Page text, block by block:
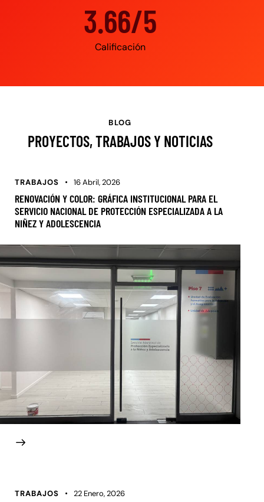
4.95/5
Calificación
BLOG
PROYECTOS, TRABAJOS Y NOTICIAS
TRABAJOS 16 Abril, 2026
RENOVACIÓN Y COLOR: GRÁFICA INSTITUCIONAL PARA EL
SERVICIO NACIONAL DE PROTECCIÓN ESPECIALIZADA A LA
NIÑEZ Y ADOLESCENCIA
TRABAJOS 22 Enero, 2026